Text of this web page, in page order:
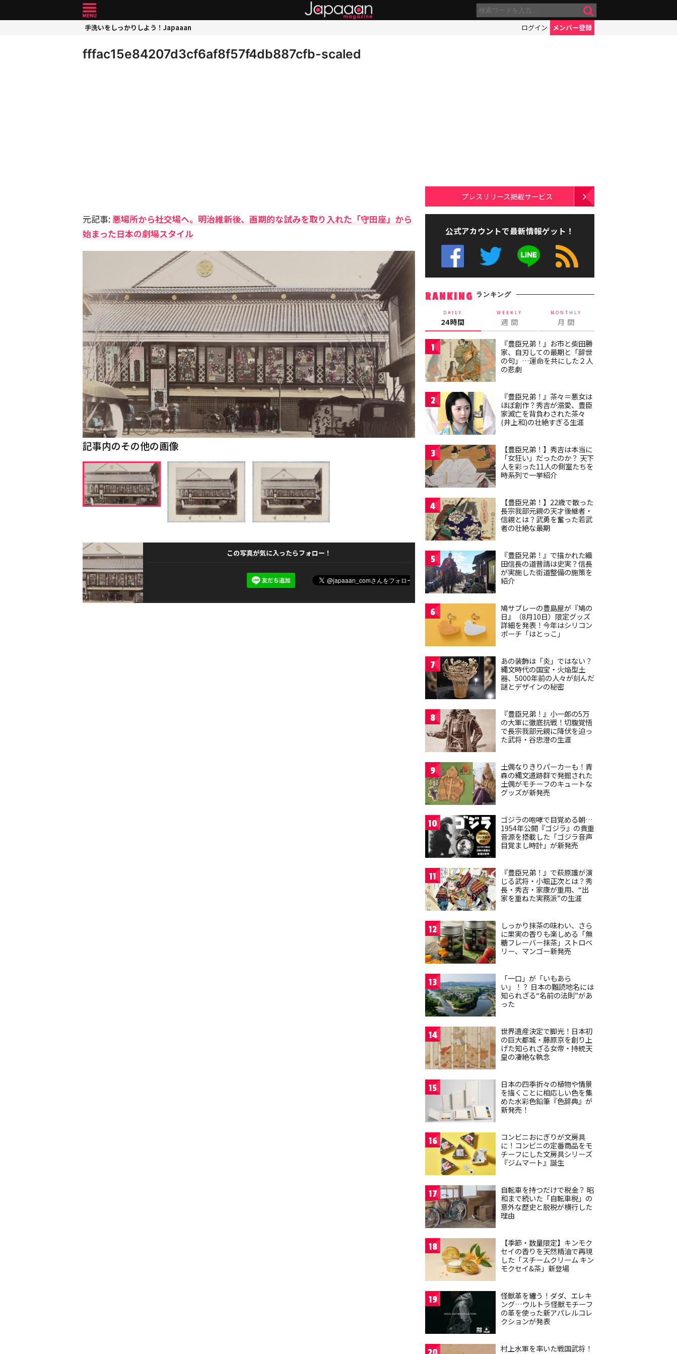
手洗いをしっかりしよう！Japaaan ログイン メンバー登録
fffac15e84207d3cf6af8f57f4db887cfb-scaled
元記事:悪場所から社交場へ。明治維新後、画期的な試みを取り入れた「守田座」から
始まった日本の劇場スタイル
記事内のその他の画像
この写真が気に入ったらフォロー！
プレスリリース掲載サービス
公式アカウントで最新情報ゲット！
RANKING ランキング
DAILY
24時間
WEEKLY
週 間
MONTHLY
月 間
1
『豊臣兄弟！』お市と柴田勝
家、自刃しての最期と「辞世
の句」…運命を共にした２人
の悲劇
2
『豊臣兄弟！』茶々＝悪女は
ほぼ創作？秀吉が溺愛、豊臣
家滅亡を背負わされた茶々
(井上和)の壮絶すぎる生涯
3
【豊臣兄弟！】秀吉は本当に
「女狂い」だったのか？ 天下
人を彩った11人の側室たちを
時系列で一挙紹介
4
【豊臣兄弟！】22歳で散った
長宗我部元親の天才後継者・
信親とは？武勇を奮った若武
者の壮絶な最期
5
『豊臣兄弟！』で描かれた織
田信長の道普請は史実？信長
が実施した街道整備の施策を
紹介
6
鳩サブレーの豊島屋が『鳩の
日』（8月10日）限定グッズ
詳細を発表！今年はシリコン
ポーチ「はとっこ」
7
あの装飾は「炎」ではない？
縄文時代の国宝・火焔型土
器、5000年前の人々が刻んだ
謎とデザインの秘密
8
『豊臣兄弟！』小一郎の5万
の大軍に徹底抗戦！切腹覚悟
で長宗我部元親に降伏を迫っ
た武将・谷忠澄の生涯
9
土偶なりきりパーカーも！青
森の縄文遺跡群で発掘された
土偶がモチーフのキュートな
グッズが新発売
10
ゴジラの咆哮で目覚める朝…
1954年公開『ゴジラ』の貴重
音源を搭載した「ゴジラ音声
目覚まし時計」が新発売
11
『豊臣兄弟！』で萩原護が演
じる武将・小堀正次とは？秀
長・秀吉・家康が重用、“出
家を重ねた実務派”の生涯
12
しっかり抹茶の味わい、さら
に果実の香りも楽しめる「無
糖フレーバー抹茶」ストロベ
リー、マンゴー新発売
13
「一口」が「いもあら
い」！？ 日本の難読地名には
知られざる“名前の法則”があ
った
14
世界遺産決定で脚光！日本初
の巨大都城・藤原京を創り上
げた知られざる女帝・持統天
皇の凄絶な執念
15
日本の四季折々の植物や情景
を描くことに相応しい色を集
めた水彩色鉛筆『色辞典』が
新発売！
16
コンビニおにぎりが文房具
に！コンビニの定番商品をモ
チーフにした文房具シリーズ
『ジムマート』誕生
17
自転車を持つだけで税金？ 昭
和まで続いた「自転車税」の
意外な歴史と脱税が横行した
理由
18
【季節・数量限定】キンモク
セイの香りを天然精油で再現
した「スチームクリーム キン
モクセイ&茶」新登場
19
怪獣革を纏う！ダダ、エレキ
ング…ウルトラ怪獣モチーフ
の革を使った新アパレルコレ
クションが発表
村上水軍を率いた戦国武将！